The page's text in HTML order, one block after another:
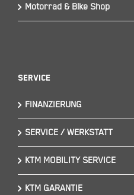
Motorrad & Bike Shop
Service
FINANZIERUNG
SERVICE / WERKSTATT
KTM MOBILITY SERVICE
KTM GARANTIE